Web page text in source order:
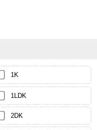
1K
1LDK
2DK